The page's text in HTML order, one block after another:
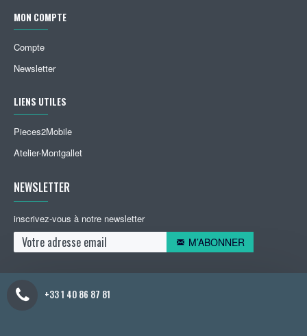
MON COMPTE
Compte
Newsletter
LIENS UTILES
Pieces2Mobile
Atelier-Montgallet
NEWSLETTER
inscrivez-vous à notre newsletter
M’ABONNER
+33 1 40 86 87 81